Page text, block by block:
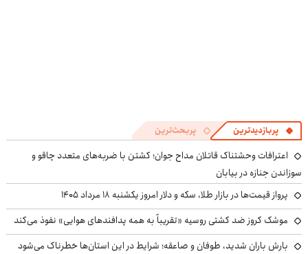
پربازدیدترین پربحث‌ترین
اعترافات وحشتناک قاتلان مداح جوان؛ کشتن با ضربه‌های متعدد چاقو و
سوزاندن جنازه در بیابان
پرواز قیمت‌ها در بازار طلا، سکه و دلار امروز یکشنبه ۱۸ مرداد ۱۴۰۵
موشک کروز ضد کشتی روسیه «تقریباً به همه پدافندهای هوایی» نفوذ می‌کند
بارش باران شدید، طوفان و صاعقه؛ شرایط در این استان‌ها خطرناک می‌شود